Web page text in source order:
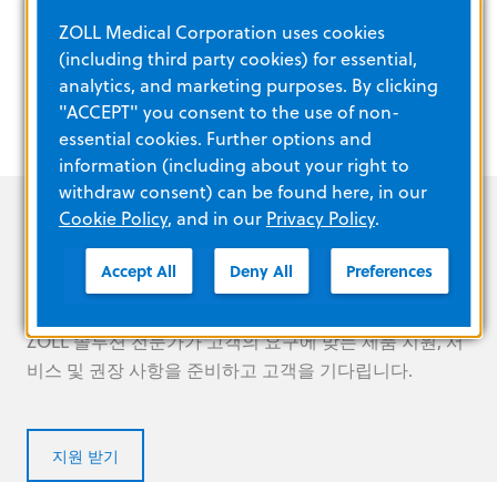
합니다.
모든 단계를 지원하는 파트너
ZOLL 솔루션 전문가가 고객의 요구에 맞는 제품 지원, 서
비스 및 권장 사항을 준비하고 고객을 기다립니다.
지원 받기
ZOLL Medical Corporation uses cookies
(including third party cookies) for essential,
analytics, and marketing purposes. By clicking
"ACCEPT" you consent to the use of non-
essential cookies. Further options and
information (including about your right to
withdraw consent) can be found here, in our
Cookie Policy, and in our Privacy Policy.
Accept All Deny All Preferences